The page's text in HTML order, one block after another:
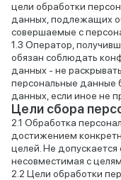
цели обработки
данных, подлежащих
совершаемые с
Оператор,
обязан соблюдать
данных - не
персональные данные
данных, если иное не
Цели сбора
Обработка
достижением
целей. Не
несовместимая с
Цели обработки